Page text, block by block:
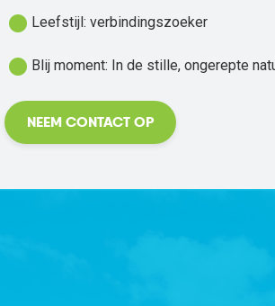
fiber_manual_record Leefstijl: verbindingszoeker
fiber_manual_record Blij moment: In de stille, ongerepte
NEEM CONTACT OP